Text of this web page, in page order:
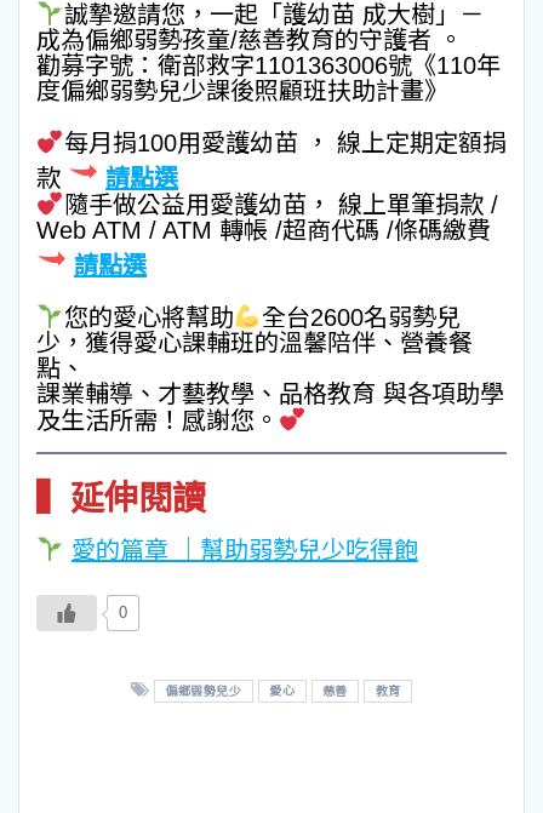
誠摯邀請您，一起「護幼苗 成大樹」－
成為偏鄉弱勢孩童/慈善教育的守護者 。
勸募字號：衛部救字1101363006號《110年
度偏鄉弱勢兒少課後照顧班扶助計畫》
每月捐100用愛護幼苗 ， 線上定期定額捐
款
請點選
隨手做公益用愛護幼苗， 線上單筆捐款 /
Web ATM / ATM 轉帳 /超商代碼 /條碼繳費
請點選
您的愛心將幫助
全台2600名弱勢兒
少，獲得愛心課輔班的溫馨陪伴、營養餐
點、
課業輔導、才藝教學、品格教育 與各項助學
及生活所需！感謝您。
▍延伸閱讀
愛的篇章 ｜幫助弱勢兒少吃得飽
0
偏鄉弱勢兒少 愛心 慈善 教育